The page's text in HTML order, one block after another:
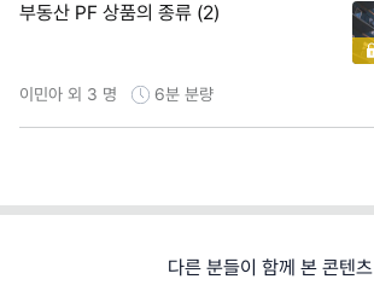
부동산 PF 상품의 종류 (2)
이민아 외 3 명 6분 분량
다른 분들이 함께 본 콘텐츠